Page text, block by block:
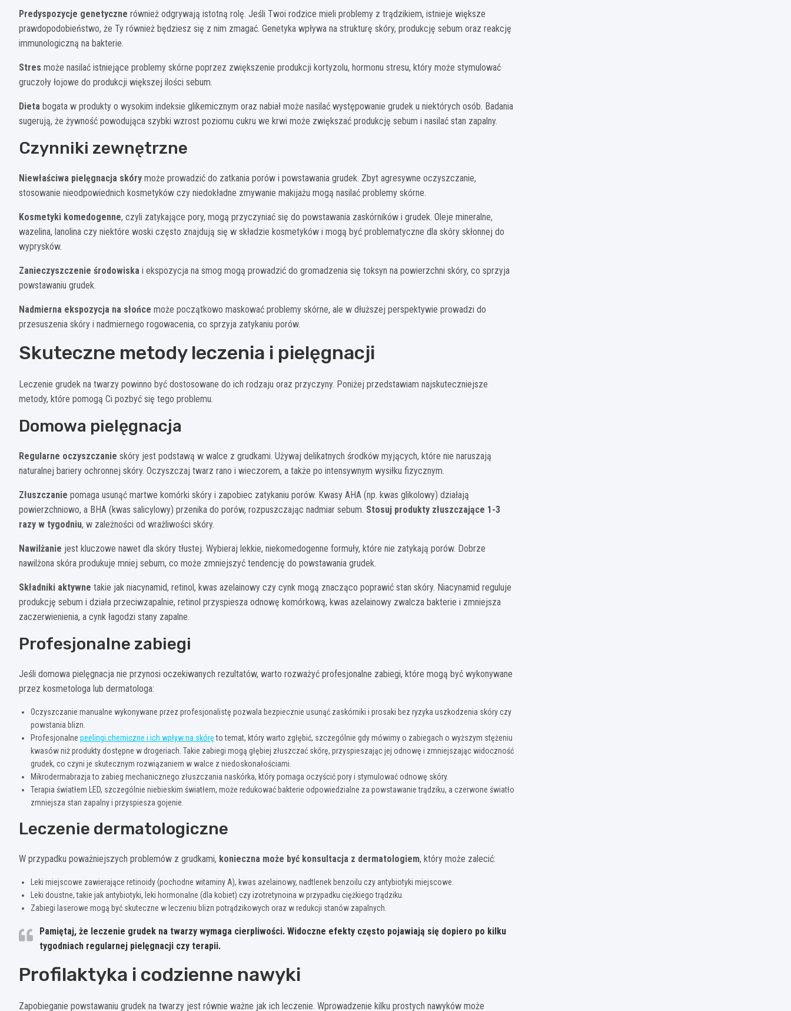
Predyspozycje genetyczne również odgrywają istotną rolę. Jeśli Twoi rodzice mieli problemy z trądzikiem, istnieje większe
prawdopodobieństwo, że Ty również będziesz się z nim zmagać. Genetyka wpływa na strukturę skóry, produkcję sebum oraz reakcję
immunologiczną na bakterie.
Stres może nasilać istniejące problemy skórne poprzez zwiększenie produkcji kortyzolu, hormonu stresu, który może stymulować
gruczoły łojowe do produkcji większej ilości sebum.
Dieta bogata w produkty o wysokim indeksie glikemicznym oraz nabiał może nasilać występowanie grudek u niektórych osób. Badania
sugerują, że żywność powodująca szybki wzrost poziomu cukru we krwi może zwiększać produkcję sebum i nasilać stan zapalny.
Czynniki zewnętrzne
Niewłaściwa pielęgnacja skóry może prowadzić do zatkania porów i powstawania grudek. Zbyt agresywne oczyszczanie,
stosowanie nieodpowiednich kosmetyków czy niedokładne zmywanie makijażu mogą nasilać problemy skórne.
Kosmetyki komedogenne, czyli zatykające pory, mogą przyczyniać się do powstawania zaskórników i grudek. Oleje mineralne,
wazelina, lanolina czy niektóre woski często znajdują się w składzie kosmetyków i mogą być problematyczne dla skóry skłonnej do
wyprysków.
Zanieczyszczenie środowiska i ekspozycja na smog mogą prowadzić do gromadzenia się toksyn na powierzchni skóry, co sprzyja
powstawaniu grudek.
Nadmierna ekspozycja na słońce może początkowo maskować problemy skórne, ale w dłuższej perspektywie prowadzi do
przesuszenia skóry i nadmiernego rogowacenia, co sprzyja zatykaniu porów.
Skuteczne metody leczenia i pielęgnacji
Leczenie grudek na twarzy powinno być dostosowane do ich rodzaju oraz przyczyny. Poniżej przedstawiam najskuteczniejsze
metody, które pomogą Ci pozbyć się tego problemu.
Domowa pielęgnacja
Regularne oczyszczanie skóry jest podstawą w walce z grudkami. Używaj delikatnych środków myjących, które nie naruszają
naturalnej bariery ochronnej skóry. Oczyszczaj twarz rano i wieczorem, a także po intensywnym wysiłku fizycznym.
Złuszczanie pomaga usunąć martwe komórki skóry i zapobiec zatykaniu porów. Kwasy AHA (np. kwas glikolowy) działają
powierzchniowo, a BHA (kwas salicylowy) przenika do porów, rozpuszczając nadmiar sebum. Stosuj produkty złuszczające 1-3
razy w tygodniu, w zależności od wrażliwości skóry.
Nawilżanie jest kluczowe nawet dla skóry tłustej. Wybieraj lekkie, niekomedogenne formuły, które nie zatykają porów. Dobrze
nawilżona skóra produkuje mniej sebum, co może zmniejszyć tendencję do powstawania grudek.
Składniki aktywne takie jak niacynamid, retinol, kwas azelainowy czy cynk mogą znacząco poprawić stan skóry. Niacynamid reguluje
produkcję sebum i działa przeciwzapalnie, retinol przyspiesza odnowę komórkową, kwas azelainowy zwalcza bakterie i zmniejsza
zaczerwienienia, a cynk łagodzi stany zapalne.
Profesjonalne zabiegi
Jeśli domowa pielęgnacja nie przynosi oczekiwanych rezultatów, warto rozważyć profesjonalne zabiegi, które mogą być wykonywane
przez kosmetologa lub dermatologa:
Oczyszczanie manualne wykonywane przez profesjonalistę pozwala bezpiecznie usunąć zaskórniki i prosaki bez ryzyka uszkodzenia skóry czy
powstania blizn.
Profesjonalne peelingi chemiczne i ich wpływ na skóręto temat, który warto zgłębić, szczególnie gdy mówimy o zabiegach o wyższym stężeniu
kwasów niż produkty dostępne w drogeriach. Takie zabiegi mogą głębiej złuszczać skórę, przyspieszając jej odnowę i zmniejszając widoczność
grudek, co czyni je skutecznym rozwiązaniem w walce z niedoskonałościami.
Mikrodermabrazja to zabieg mechanicznego złuszczania naskórka, który pomaga oczyścić pory i stymulować odnowę skóry.
Terapia światłem LED, szczególnie niebieskim światłem, może redukować bakterie odpowiedzialne za powstawanie trądziku, a czerwone światło
zmniejsza stan zapalny i przyspiesza gojenie.
Leczenie dermatologiczne
W przypadku poważniejszych problemów z grudkami, konieczna może być konsultacja z dermatologiem, który może zalecić:
Leki miejscowe zawierające retinoidy (pochodne witaminy A), kwas azelainowy, nadtlenek benzoilu czy antybiotyki miejscowe.
Leki doustne, takie jak antybiotyki, leki hormonalne (dla kobiet) czy izotretynoina w przypadku ciężkiego trądziku.
Zabiegi laserowe mogą być skuteczne w leczeniu blizn potrądzikowych oraz w redukcji stanów zapalnych.
Pamiętaj, że leczenie grudek na twarzy wymaga cierpliwości. Widoczne efekty często pojawiają się dopiero po kilku
tygodniach regularnej pielęgnacji czy terapii.
Profilaktyka i codzienne nawyki
Zapobieganie powstawaniu grudek na twarzy jest równie ważne jak ich leczenie. Wprowadzenie kilku prostych nawyków może